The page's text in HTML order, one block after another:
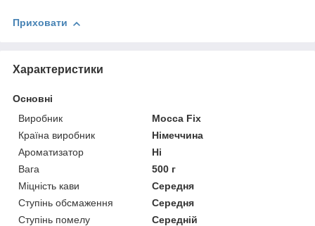
Приховати
Характеристики
Основні
Виробник
Mocca Fix
Країна виробник
Німеччина
Ароматизатор
Ні
Вага
500 г
Міцність кави
Середня
Ступінь обсмаження
Середня
Ступінь помелу
Середній